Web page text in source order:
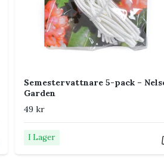
Semestervattnare 5-pack –
Garden
49 kr
I Lager